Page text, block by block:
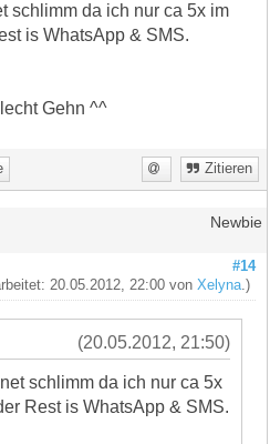
schlimm da ich nur ca 5x im
is WhatsApp & SMS.
Gehn ^^
Zitieren
Newbie
#14
20.05.2012, 22:00 vonXelyna.)
(20.05.2012, 21:50)
schlimm da ich nur ca 5x
Rest is WhatsApp & SMS.